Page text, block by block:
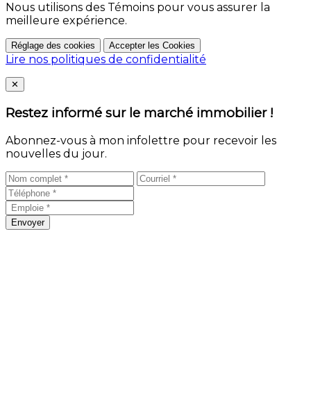
Nous utilisons des Témoins pour vous assurer la
meilleure expérience.
Réglage des cookies Accepter les Cookies
Lire nos politiques de confidentialité
Close
✕
Restez informé sur le marché immobilier !
Abonnez-vous à mon infolettre pour recevoir les
nouvelles du jour.
Envoyer